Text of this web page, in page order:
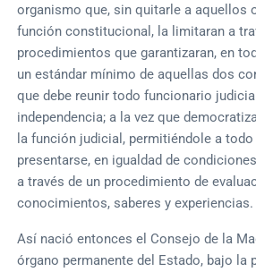
organismo que, sin quitarle a aquellos
función constitucional, la limitaran a
procedimientos que garantizaran, en
un estándar mínimo de aquellas dos
que debe reunir todo funcionario
independencia; a la vez que
la función judicial, permitiéndole a
presentarse, en igualdad de
a través de un procedimiento de
conocimientos, saberes y experiencias.
Así nació entonces el Consejo de la
órgano permanente del Estado, bajo la